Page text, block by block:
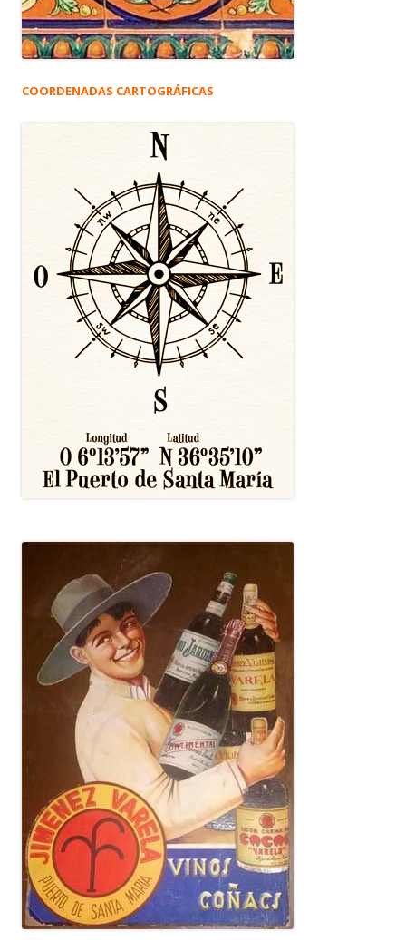
COORDENADAS CARTOGRÁFICAS